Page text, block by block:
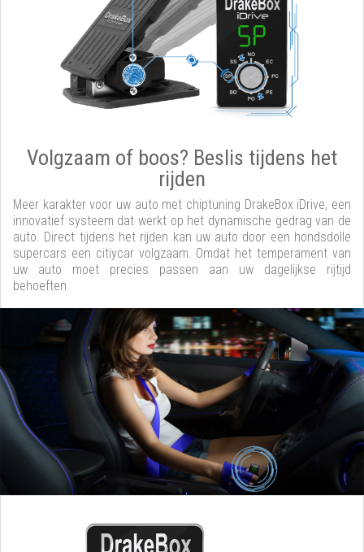
Volgzaam of boos? Beslis tijdens het
rijden
Meer karakter voor uw auto met chiptuning DrakeBox iDrive, een
innovatief systeem dat werkt op het dynamische gedrag van de
auto. Direct tijdens het rijden kan uw auto door een hondsdolle
supercars een citiycar volgzaam. Omdat het temperament van
uw auto moet precies passen aan uw dagelijkse rijtijd
behoeften.